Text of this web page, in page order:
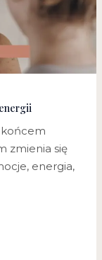
końcem
zmienia się
energia,